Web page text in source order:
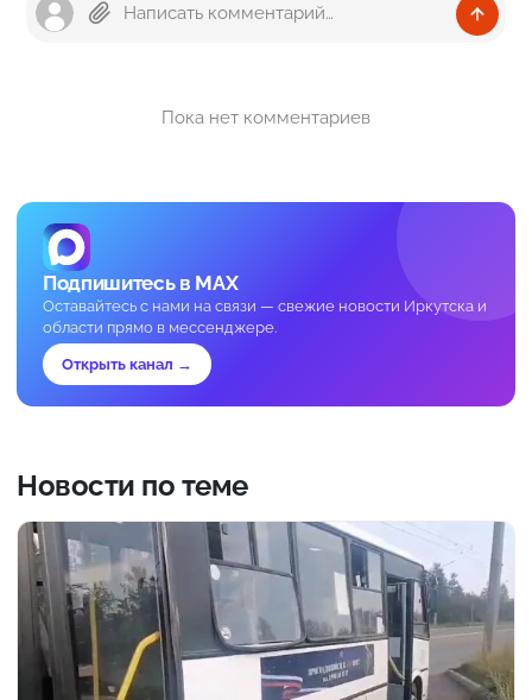
Пока нет комментариев
Подпишитесь в MAX
Оставайтесь с нами на связи — свежие новости Иркутска и
области прямо в мессенджере.
Открыть канал →
Новости по теме